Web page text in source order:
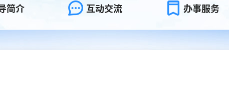
简介 互动交流 办事服务